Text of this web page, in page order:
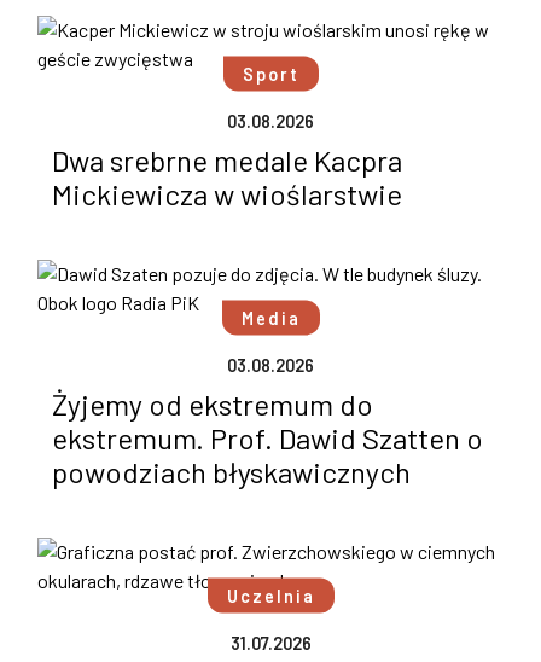
Sport
03.08.2026
Dwa srebrne medale Kacpra
Mickiewicza w wioślarstwie
Media
03.08.2026
Żyjemy od ekstremum do
ekstremum. Prof. Dawid Szatten o
powodziach błyskawicznych
Uczelnia
31.07.2026